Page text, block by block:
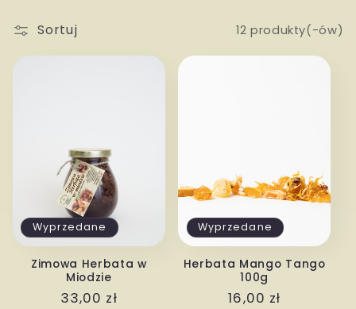
Sortuj 12 produkty(-ów)
Wyprzedane
Zimowa Herbata w
Miodzie
Cena
33,00 zł
Wyprzedane
Herbata Mango Tango
100g
Cena
16,00 zł